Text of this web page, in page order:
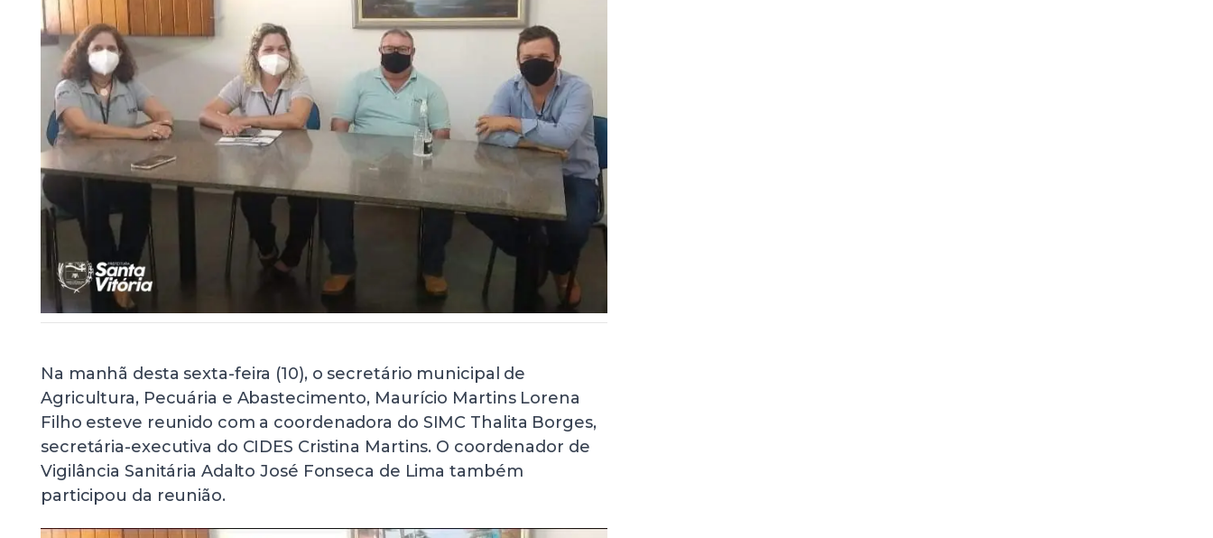
Na manhã desta sexta-feira (10), o secretário municipal de
Agricultura, Pecuária e Abastecimento, Maurício Martins Lorena
Filho esteve reunido com a coordenadora do SIMC Thalita Borges,
secretária-executiva do CIDES Cristina Martins. O coordenador de
Vigilância Sanitária Adalto José Fonseca de Lima também
participou da reunião.